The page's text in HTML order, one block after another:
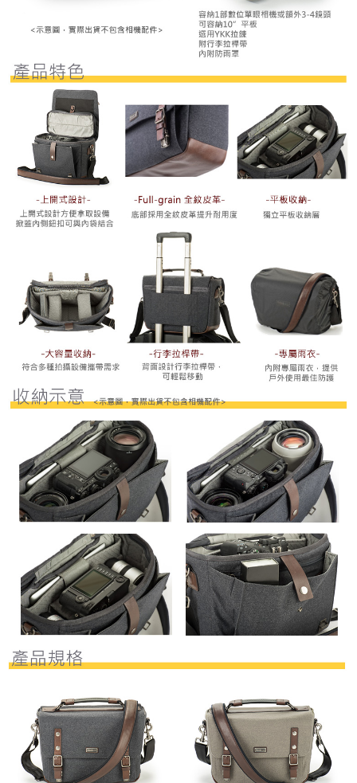
４．使用「AFTEE先享後付」時，將依據個別帳號之用戶狀況，依本公司即
時審查核予不同之上限額度；若仍有額度不足之情形，本公司將視審查結果
５．嚴禁一人註冊多個帳號或使用他人資訊註冊。若發現惡意使用之情形，
恩沛科技股份有限公司將有權停止該用戶之使用額度並採取法律行動。